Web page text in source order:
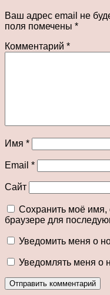
Ваш адрес email не
поля помечены *
Комментарий *
Имя *
Email *
Сайт
Сохранить моё имя,
браузере для
Уведомить меня о
Уведомлять меня о